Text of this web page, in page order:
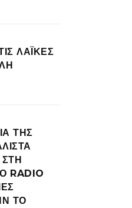
ΛΑΪΚΕΣ
ΤΗΣ
RADIO
ΤΟ